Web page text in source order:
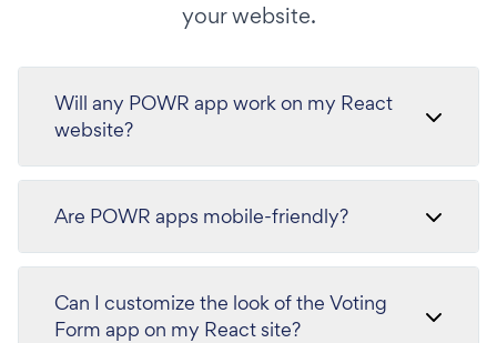
your website.
Will any POWR app work on my React
website?
Are POWR apps mobile-friendly?
Can I customize the look of the Voting
Form app on my React site?